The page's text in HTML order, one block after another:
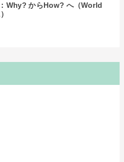
Why? からHow? へ（World